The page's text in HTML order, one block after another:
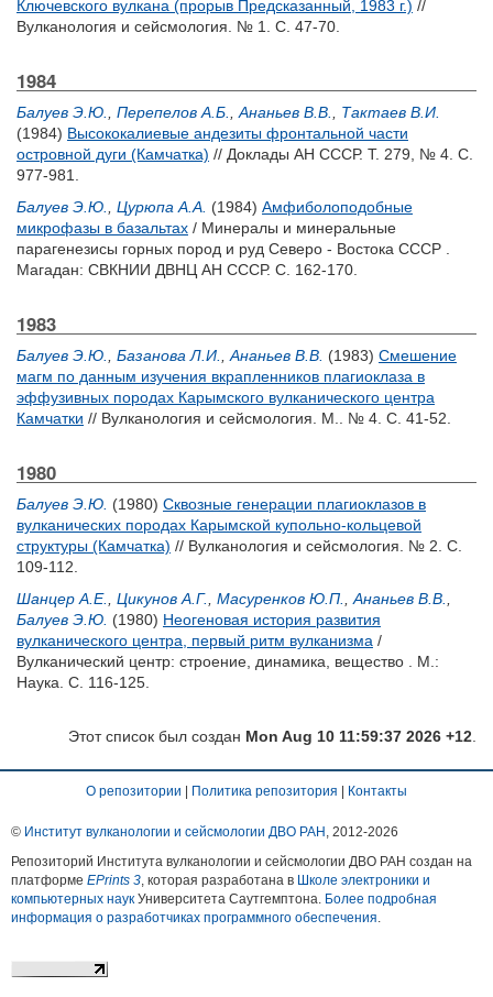
Ключевского вулкана (прорыв Предсказанный, 1983 г.) //
Вулканология и сейсмология. № 1. С. 47-70.
1984
Балуев Э.Ю. Перепелов А.Б. Ананьев В.В.
Тактаев В.И.
(1984) Высококалиевые андезиты фронтальной части
островной дуги (Камчатка) // Доклады АН СССР. Т. 279, № 4. С.
977-981.
Балуев Э.Ю.
Цурюпа А.А. (1984) Амфиболоподобные
микрофазы в базальтах / Минералы и минеральные
парагенезисы горных пород и руд Северо - Востока СССР .
Магадан: СВКНИИ ДВНЦ АН СССР. С. 162-170.
1983
Балуев Э.Ю. Базанова Л.И. Ананьев В.В. (1983) Смешение
магм по данным изучения вкрапленников плагиоклаза в
эффузивных породах Карымского вулканического центра
Камчатки // Вулканология и сейсмология. М.. № 4. С. 41-52.
1980
Балуев Э.Ю. (1980) Сквозные генерации плагиоклазов в
вулканических породах Карымской купольно-кольцевой
структуры (Камчатка) // Вулканология и сейсмология. № 2. С.
109-112.
Шанцер А.Е.
Цикунов А.Г. Масуренков Ю.П. Ананьев В.В.
Балуев Э.Ю. (1980) Неогеновая история развития
вулканического центра, первый ритм вулканизма /
Вулканический центр: строение, динамика, вещество . М.:
Наука. С. 116-125.
Этот список был создан Mon Aug 10 11:59:37 2026 +12
О репозитории Политика репозитория Контакты
© Институт вулканологии и сейсмологии ДВО РАН , 2012-2026
Репозиторий Института вулканологии и сейсмологии ДВО РАН создан на
платформе EPrints 3, которая разработана в Школе электроники и
компьютерных наук Университета Саутгемптона. Более подробная
информация о разработчиках программного обеспечения.